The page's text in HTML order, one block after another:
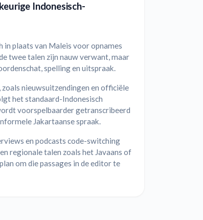
Indonesisch-
in plaats van Maleis voor opnames
twee talen zijn nauw verwant, maar
spelling en uitspraak.
zoals nieuwsuitzendingen en officiële
het standaard-Indonesisch
voorspelbaarder getranscribeerd
Jakartaanse spraak.
en podcasts code-switching
regionale talen zoals het Javaans of
om die passages in de editor te